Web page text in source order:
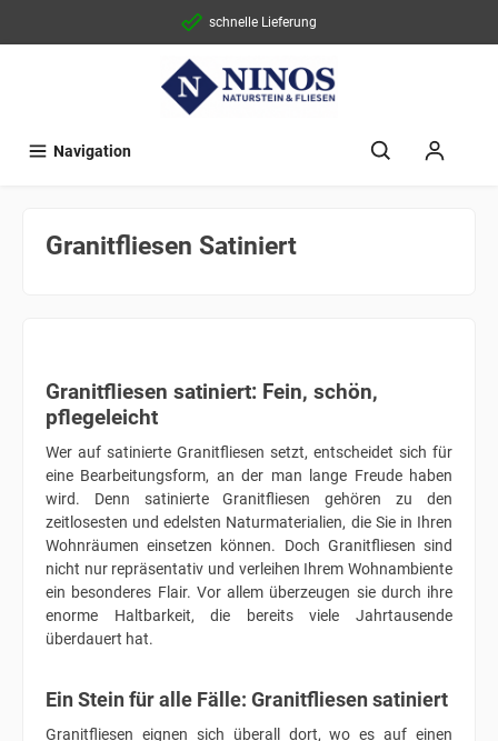
schnelle Lieferung
Navigation
Granitfliesen Satiniert
Granitfliesen satiniert: Fein, schön,
pflegeleicht
Wer auf satinierte Granitfliesen setzt, entscheidet sich für
eine Bearbeitungsform, an der man lange Freude haben
wird. Denn satinierte Granitfliesen gehören zu den
zeitlosesten und edelsten Naturmaterialien, die Sie in Ihren
Wohnräumen einsetzen können. Doch Granitfliesen sind
nicht nur repräsentativ und verleihen Ihrem Wohnambiente
ein besonderes Flair. Vor allem überzeugen sie durch ihre
enorme Haltbarkeit, die bereits viele Jahrtausende
überdauert hat.
Ein Stein für alle Fälle: Granitfliesen satiniert
Granitfliesen eignen sich überall dort, wo es auf einen